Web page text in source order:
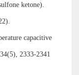
ketone).
capacitive
2333-2341